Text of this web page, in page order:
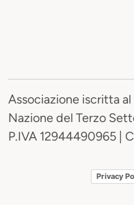
Associazione iscritta
Nazione del Terzo
P.IVA 12944490965 |
Privacy